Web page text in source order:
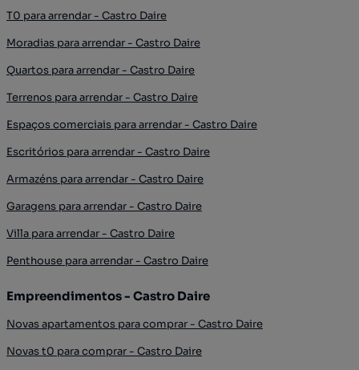
T0 para arrendar - Castro Daire
Moradias para arrendar - Castro Daire
Quartos para arrendar - Castro Daire
Terrenos para arrendar - Castro Daire
Espaços comerciais para arrendar - Castro Daire
Escritórios para arrendar - Castro Daire
Armazéns para arrendar - Castro Daire
Garagens para arrendar - Castro Daire
Villa para arrendar - Castro Daire
Penthouse para arrendar - Castro Daire
Empreendimentos - Castro Daire
Novas apartamentos para comprar - Castro Daire
Novas t0 para comprar - Castro Daire